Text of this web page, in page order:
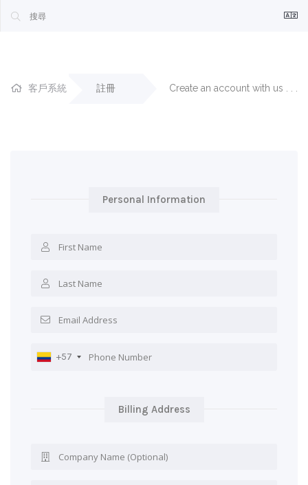
客戶系統 註冊 Create an account with us . . .
Personal Information
+57
Billing Address